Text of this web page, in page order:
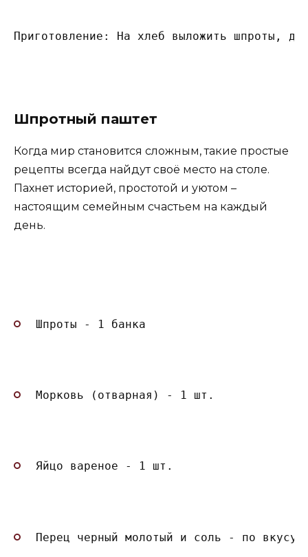
Приготовление: На хлеб выложить шпроты,
Шпротный паштет
Когда мир становится сложным, такие простые
рецепты всегда найдут своё место на столе.
Пахнет историей, простотой и уютом –
настоящим семейным счастьем на каждый
день.
Шпроты - 1 банка
Морковь (отварная) - 1 шт.
Яйцо вареное - 1 шт.
Перец черный молотый и соль - по вкусу